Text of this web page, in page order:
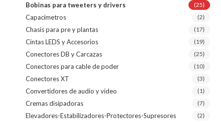
Bobinas para tweeters y drivers (25)
Capacímetros (2)
Chasis para pre y plantas (17)
Cintas LEDS y Accesorios (19)
Conectores DB y Carcazas (25)
Conectores para cable de poder (10)
Conectores XT (3)
Convertidores de audio y video (1)
Cremas disipadoras (7)
Elevadores-Estabilizadores-Protectores-Supresores (2)